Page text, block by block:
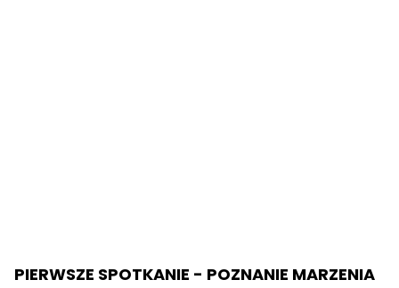
PIERWSZE SPOTKANIE - POZNANIE MARZENIA